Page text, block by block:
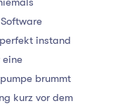
instand
eine
brummt
kurz vor dem